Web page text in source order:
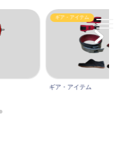
Other
Other